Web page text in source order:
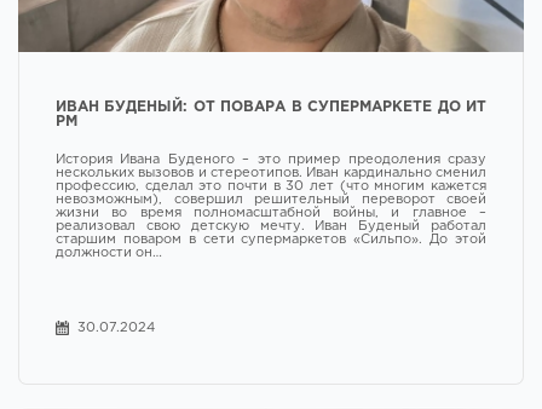
ИВАН БУДЕНЫЙ: ОТ ПОВАРА В СУПЕРМАРКЕТЕ ДО ИТ
РМ
История Ивана Буденого – это пример преодоления сразу
нескольких вызовов и стереотипов. Иван кардинально сменил
профессию, сделал это почти в 30 лет (что многим кажется
невозможным), совершил решительный переворот своей
жизни во время полномасштабной войны, и главное –
реализовал свою детскую мечту. Иван Буденый работал
старшим поваром в сети супермаркетов «Сильпо». До этой
должности он…
30.07.2024